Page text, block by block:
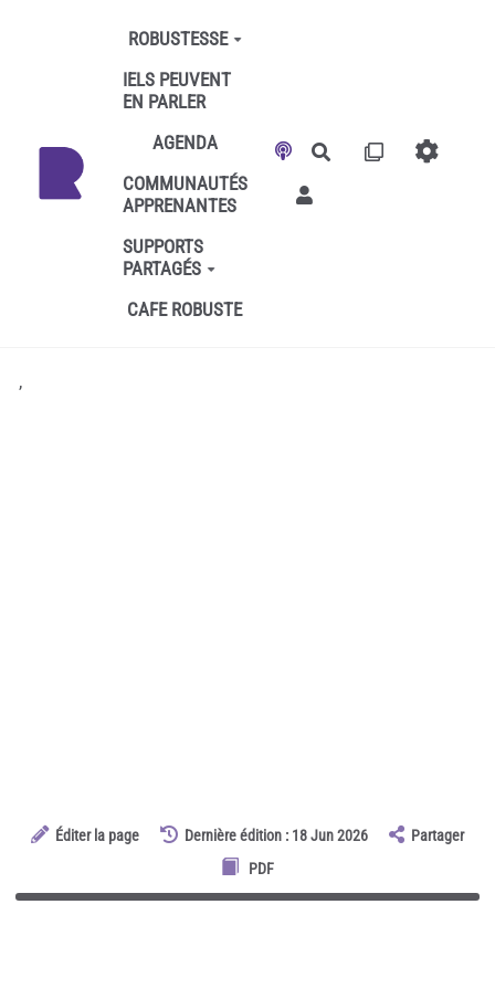
Aller au contenu principal
ROBUSTESSE
IELS PEUVENT
EN PARLER
AGENDA
COMMUNAUTÉS
APPRENANTES
SUPPORTS
PARTAGÉS
CAFE ROBUSTE
Rechercher
,
Éditer la page Dernière édition : 18 Jun 2026
Partager
PDF